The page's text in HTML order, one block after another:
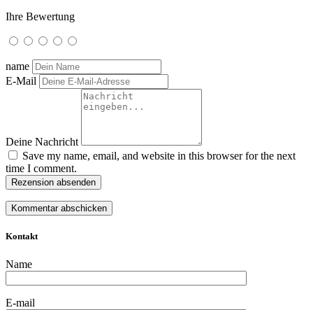
Ihre Bewertung
name
E-Mail
Deine Nachricht
Save my name, email, and website in this browser for the next
time I comment.
Rezension absenden
Kontakt
Name
E-mail